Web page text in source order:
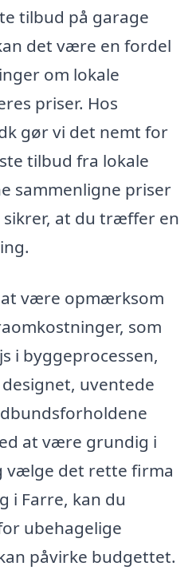
tilbud på garage
det være en fordel
om lokale
priser. Hos
gør vi det nemt for
tilbud fra lokale
sammenligne priser
sikrer, at du træffer en
være opmærksom
som
i byggeprocessen,
uventede
at være grundig i
vælge det rette firma
i Farre, kan du
ubehagelige
påvirke budgettet.